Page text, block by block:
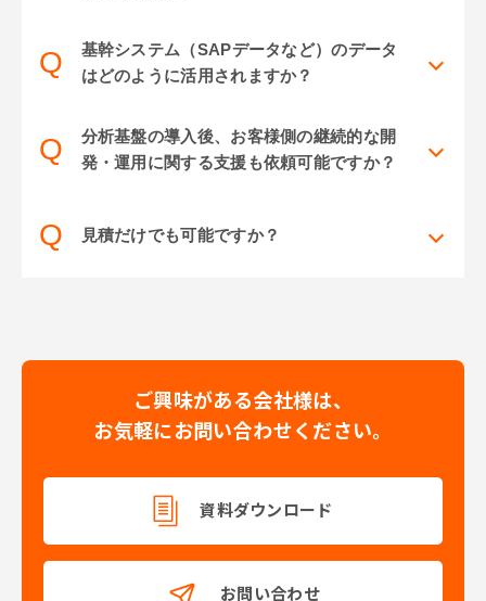
Q
基幹システム（SAPデータなど）のデータ
はどのように活用されますか？
Q
分析基盤の導入後、お客様側の継続的な開
発・運用に関する支援も依頼可能ですか？
Q 見積だけでも可能ですか？
ご興味がある会社様は、
お気軽にお問い合わせください。
資料ダウンロード
お問い合わせ